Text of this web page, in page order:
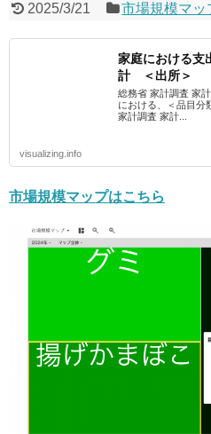
2025/3/21 市場規模マッ
家庭における支
計 ＜出所＞
総務省 家計調査 家
における、＜品目分
家計調査 家計...
visualizing.info
市場規模マップはこちら